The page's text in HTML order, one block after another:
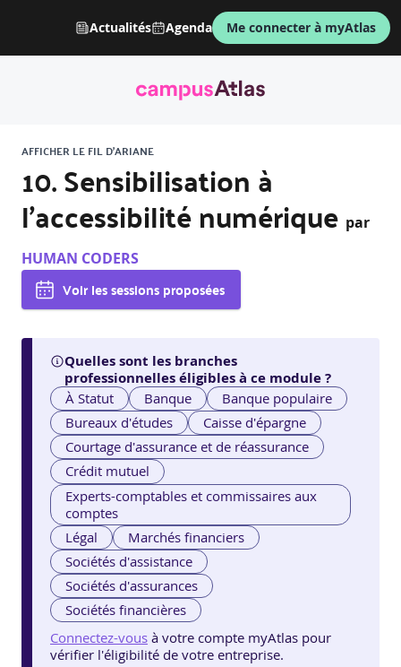
Actualités Agenda Me connecter à myAtlas
AFFICHER LE FIL D'ARIANE
10. Sensibilisation à
l'accessibilité numérique par
HUMAN CODERS
Voir les sessions proposées
Quelles sont les branches
professionnelles éligibles à ce module ?
À Statut Banque
Banque populaire
Bureaux d'études
Caisse d'épargne
Courtage d'assurance et de réassurance
Crédit mutuel
Experts-comptables et commissaires aux
comptes
Légal
Marchés financiers
Sociétés d'assistance
Sociétés d'assurances
Sociétés financières
Connectez-vous à votre compte myAtlas pour
vérifier l'éligibilité de votre entreprise.